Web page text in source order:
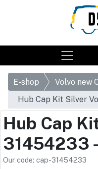
E-shop
Volvo new
Hub Cap Kit Silver
Hub Cap
31454233
Our code: cap-31454233